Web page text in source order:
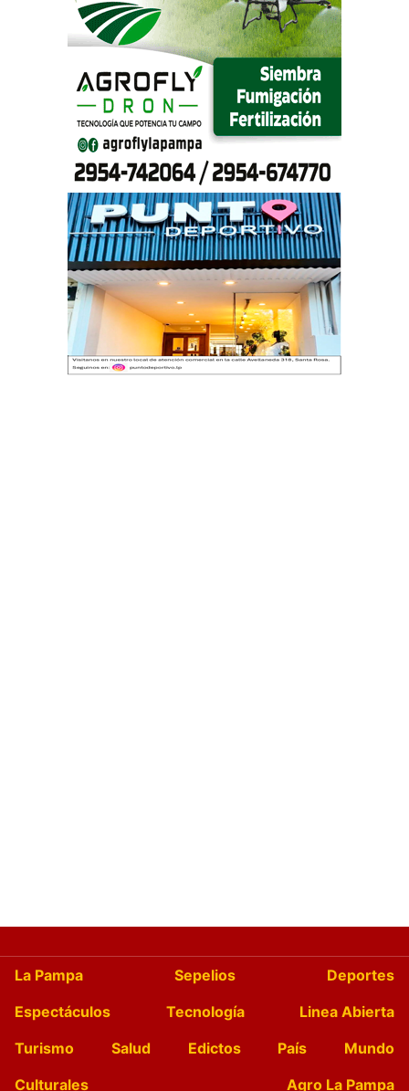
La Pampa Sepelios
Deportes
Espectáculos
Tecnología
Linea Abierta
Turismo
Salud Edictos País
Mundo
Culturales
Agro La Pampa